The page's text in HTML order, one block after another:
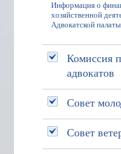
Информация о
хозяйственной
Адвокатской палаты
Комиссия
адвокатов
Совет
Совет